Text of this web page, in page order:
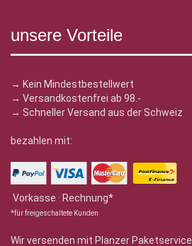
unsere Vorteile
→ Kein Mindestbestellwert
→ Versandkostenfrei ab 98.-
→ Schneller Versand aus der Schweiz
bezahlen mit:
Vorkasse · Rechnung*
*für freigeschaltete Kunden
Wir versenden mit Planzer Paketservice